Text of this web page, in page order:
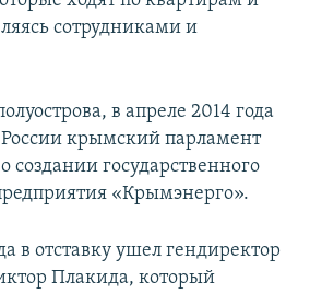
сотрудниками и
в апреле 2014 года
крымский парламент
государственного
«Крымэнерго».
в отставку ушел гендиректор
Плакида, который